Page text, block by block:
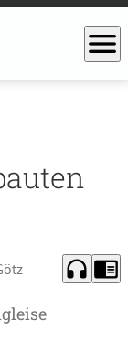
menu
headphones chrome_reader_mode